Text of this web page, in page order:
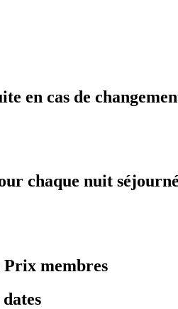
en cas de
chaque nuit
Prix membres